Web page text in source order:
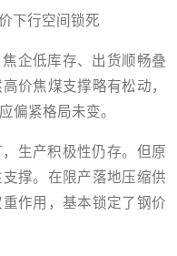
下行空间锁死
企低库存、出货顺畅叠
价焦煤支撑略有松动，
偏紧格局未变。
生产积极性仍存。但原
撑。在限产落地压缩供
作用，基本锁定了钢价